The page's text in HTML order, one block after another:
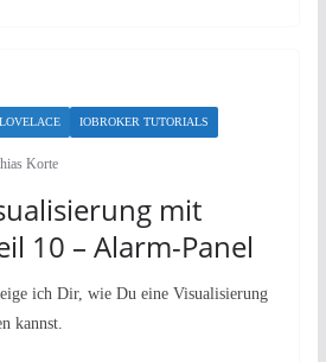
IOBROKER TUTORIALS
Korte
mit
10 – Alarm-Panel
ich Dir, wie Du eine Visualisierung
kannst.